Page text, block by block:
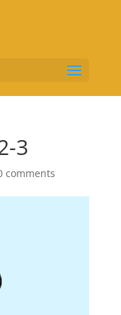
3
comments